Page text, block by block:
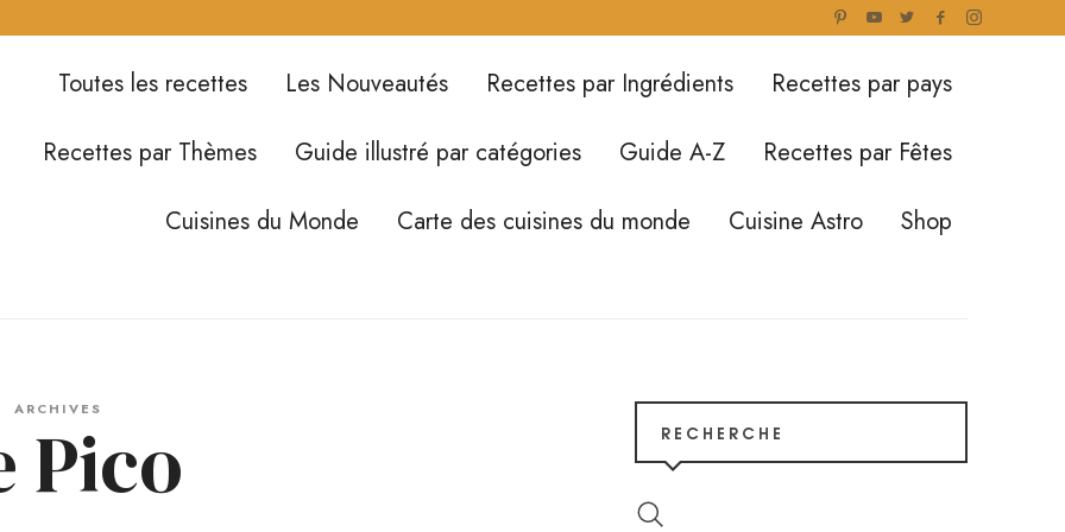
Toutes les recettes Les Nouveautés Recettes par Ingrédients
Recettes par pays
Recettes par Thèmes
Guide illustré par catégories Guide A-Z
Recettes par Fêtes
Cuisines du Monde
Carte des cuisines du monde Cuisine Astro Shop
ARCHIVES
Pico RECHERCHE